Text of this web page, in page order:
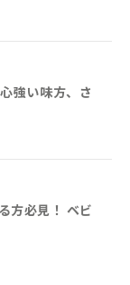
強い味方、さ
方必見！ ベビ